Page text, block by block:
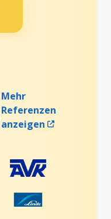
Mehr
Referenzen
anzeigen